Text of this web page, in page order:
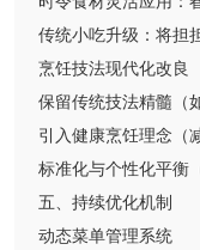
传统小吃升级：将担
烹饪技法现代化改良
保留传统技法精髓（
引入健康烹饪理念（
标准化与个性化平衡
五、持续优化机制
动态菜单管理系统